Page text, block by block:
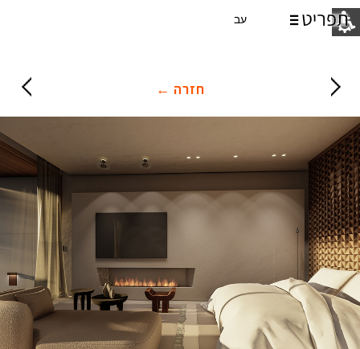
עב
חזרה ←